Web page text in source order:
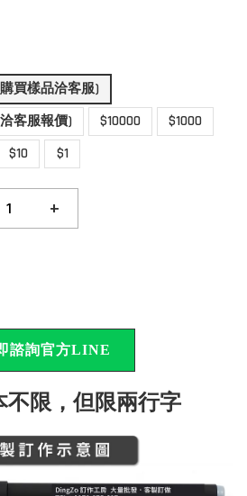
買樣品洽客服)
客服報價)
$10000
$1000
$10 $1
+
諮詢官方LINE
限，但限兩行字